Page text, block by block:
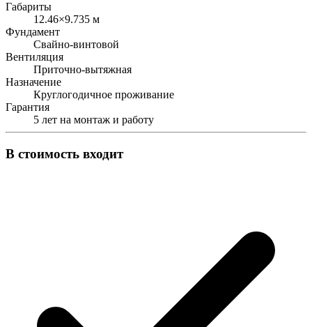
Габариты
12.46×9.735 м
Фундамент
Свайно-винтовой
Вентиляция
Приточно-вытяжная
Назначение
Круглогодичное проживание
Гарантия
5 лет на монтаж и работу
В стоимость входит